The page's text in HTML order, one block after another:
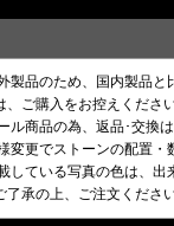
製品のため、国内製品と
、ご購入をお控えくださ
ル商品の為、返品･交換
変更でストーンの配置・
している写真の色は、出
了承の上、ご注文くださ